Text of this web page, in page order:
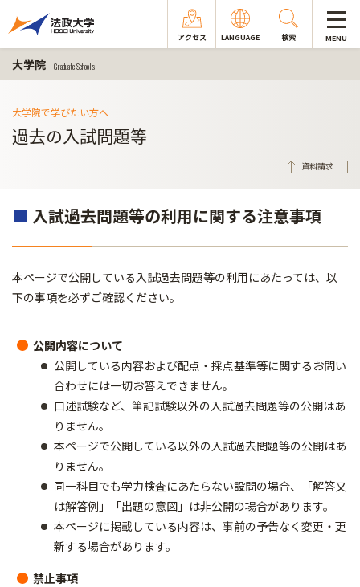
アクセス LANGUAGE 検索 MENU
大学院 Graduate Schools
大学院で学びたい方へ
過去の入試問題等
資料請求
■ 入試過去問題等の利用に関する注意事項
本ページで公開している入試過去問題等の利用にあたっては、以
下の事項を必ずご確認ください。
公開内容について
公開している内容および配点・採点基準等に関するお問い
合わせには一切お答えできません。
口述試験など、筆記試験以外の入試過去問題等の公開はあ
りません。
本ページで公開している以外の入試過去問題等の公開はあ
りません。
同一科目でも学力検査にあたらない設問の場合、「解答又
は解答例」「出題の意図」は非公開の場合があります。
本ページに掲載している内容は、事前の予告なく変更・更
新する場合があります。
禁止事項